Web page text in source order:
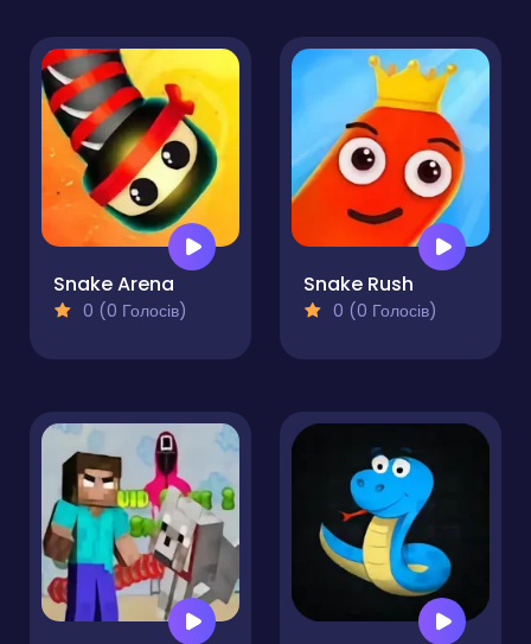
Snake Arena
0 (0 Голосів)
Snake Rush
0 (0 Голосів)